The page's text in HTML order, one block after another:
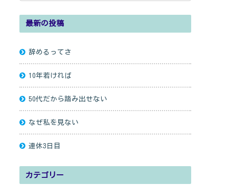
最新の投稿
辞めるってさ
10年若ければ
50代だから踏み出せない
なぜ私を見ない
連休3日目
カテゴリー